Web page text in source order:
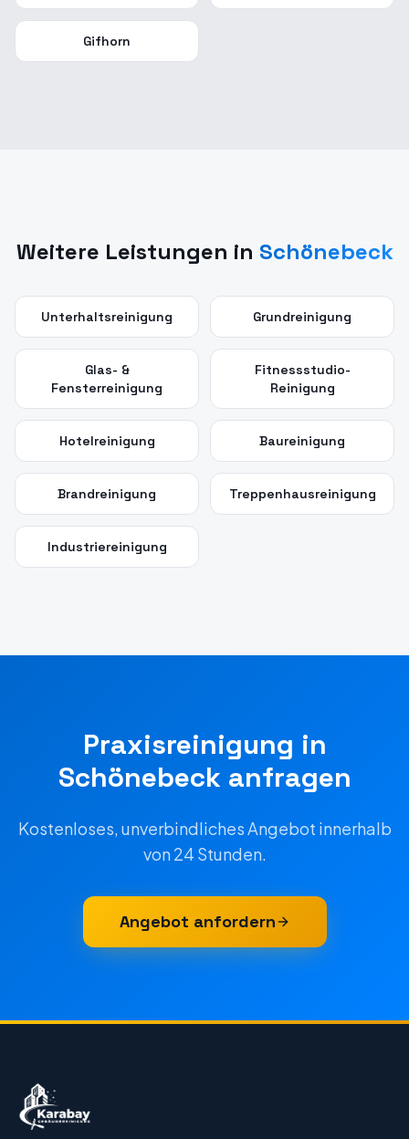
Gifhorn
Weitere Leistungen in Schönebeck
Unterhaltsreinigung Grundreinigung
Glas- &
Fensterreinigung
Fitnessstudio-
Reinigung
Hotelreinigung Baureinigung
Brandreinigung Treppenhausreinigung
Industriereinigung
Praxisreinigung in
Schönebeck anfragen
Kostenloses, unverbindliches Angebot innerhalb
von 24 Stunden.
Angebot anfordern